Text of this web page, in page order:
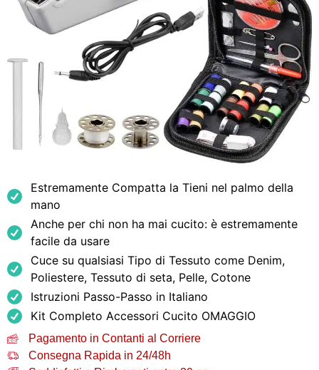
Estremamente Compatta la Tieni nel palmo della
mano
Anche per chi non ha mai cucito: è estremamente
facile da usare
Cuce su qualsiasi Tipo di Tessuto come Denim,
Poliestere, Tessuto di seta, Pelle, Cotone
Istruzioni Passo-Passo in Italiano
Kit Completo Accessori Cucito OMAGGIO
Pagamento in Contanti al Corriere
Consegna Rapida in 24/48h